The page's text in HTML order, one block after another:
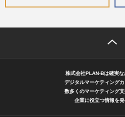
株式会社PLAN-Bは確実な
デジタルマーケティングカ
数多くのマーケティング支
企業に役立つ情報を発